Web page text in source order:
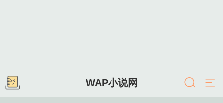
WAP小说网